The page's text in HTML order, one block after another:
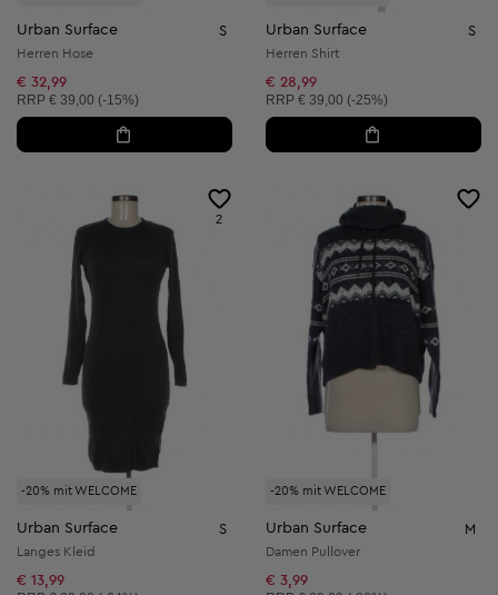
Urban Surface S
Herren Hose
€ 32,99
Unverbindliche Preisempfehlung:
RRP € 39,00 (-15%)
Urban Surface S
Herren Shirt
€ 28,99
Unverbindliche Preisempfehlung:
RRP € 39,00 (-25%)
-20% mit WELCOME
2
Urban Surface S
Langes Kleid
€ 13,99
-20% mit WELCOME
Urban Surface M
Damen Pullover
€ 3,99